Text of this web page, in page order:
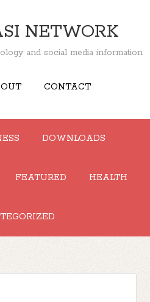
NETWORK
and social media information
CONTACT
DOWNLOADS
FEATURED HEALTH